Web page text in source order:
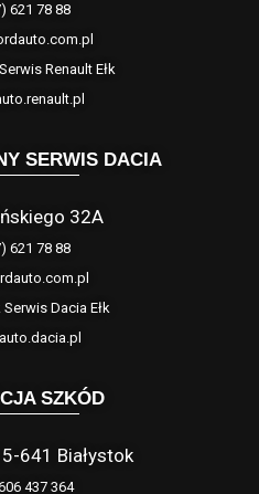
621 78 88
Renault Ełk
SERWIS DACIA
32A
621 78 88
Dacia Ełk
SZKÓD
641 Białystok
437 364